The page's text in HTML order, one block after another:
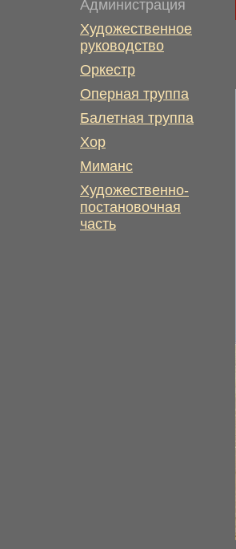
Администрация
Художественное
руководство
Оркестр
Оперная труппа
Балетная труппа
Хор
Миманс
Художественно-
постановочная
часть